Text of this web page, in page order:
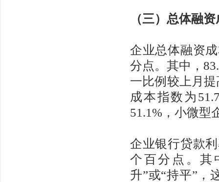
（三）总体融
企业总体融资
分点。其中，
一比例较上月
成本指数为
51.1%，小微型
企业银行贷款
个百分点。其
升”或“持平”，